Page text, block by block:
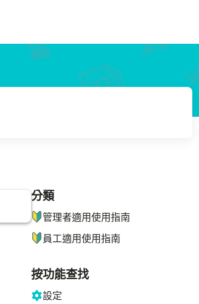
ナビゲーションメニュー
分類
管理者適用使用指南
員工適用使用指南
按功能查找
設定